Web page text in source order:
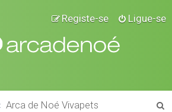
Ligue-se
Registe-se
Arca de Noé Vivapets